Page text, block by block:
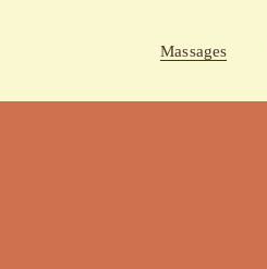
Massages